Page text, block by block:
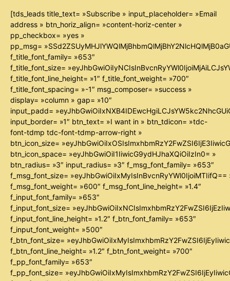
[tds_leads title_text= »Subscribe » input_placeholder= »Email
address » btn_horiz_align= »content-horiz-center »
pp_checkbox= »yes »
pp_msg=
f_title_font_family= »653″
f_title_font_size=
f_title_font_line_height= »1″ f_title_font_weight= »700″
f_title_font_spacing= »-1″ msg_composer= »success »
display= »column » gap= »10″
input_padd=
input_border= »1″ btn_text= »I want in » btn_tdicon= »tdc-
font-tdmp tdc-font-tdmp-arrow-right »
btn_icon_size=
btn_icon_space= »eyJhbGwiOiI1IiwicG9ydHJhaXQiOiIzIn0= »
btn_radius= »3″ input_radius= »3″ f_msg_font_family= »653″
f_msg_font_size= »eyJhbGwiOiIxMyIsInBvcnRyYWl0IjoiMTIifQ==
f_msg_font_weight= »600″ f_msg_font_line_height= »1.4″
f_input_font_family= »653″
f_input_font_size=
f_input_font_line_height= »1.2″ f_btn_font_family= »653″
f_input_font_weight= »500″
f_btn_font_size=
f_btn_font_line_height= »1.2″ f_btn_font_weight= »700″
f_pp_font_family= »653″
f_pp_font_size=